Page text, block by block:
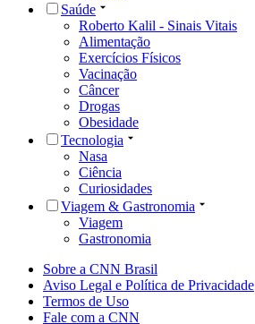
Saúde
Roberto Kalil - Sinais Vitais
Alimentação
Exercícios Físicos
Vacinação
Câncer
Drogas
Obesidade
Tecnologia
Nasa
Ciência
Curiosidades
Viagem & Gastronomia
Viagem
Gastronomia
Sobre a CNN Brasil
Aviso Legal e Política de Privacidade
Termos de Uso
Fale com a CNN